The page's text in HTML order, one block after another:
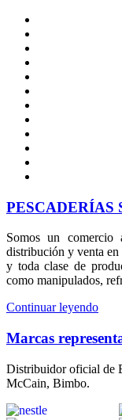
PESCADERÍAS
Somos un
distribución y venta en
y toda clase de
como manipulados,
Continuar leyendo
Marcas
Distribuidor oficial de
McCain, Bimbo.